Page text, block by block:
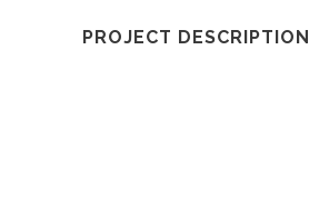
PROJECT DESCRIPTION